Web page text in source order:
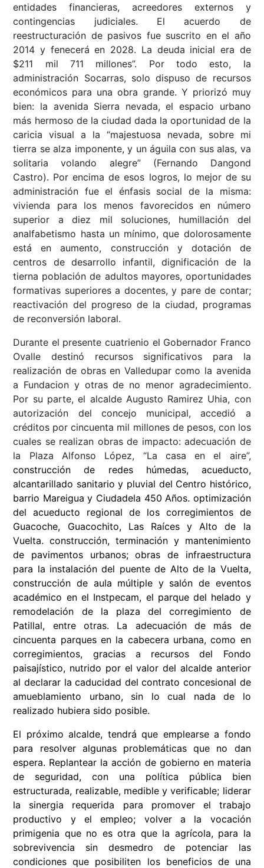
entidades financieras, acreedores externos y
contingencias judiciales. El acuerdo de
reestructuración de pasivos fue suscrito en el año
2014 y fenecerá en 2028. La deuda inicial era de
$211 mil 711 millones”. Por todo esto, la
administración Socarras, solo dispuso de recursos
económicos para una obra grande. Y priorizó muy
bien: la avenida Sierra nevada, el espacio urbano
más hermoso de la ciudad dada la oportunidad de la
caricia visual a la “majestuosa nevada, sobre mi
tierra se alza imponente, y un águila con sus alas, va
solitaria volando alegre” (Fernando Dangond
Castro). Por encima de esos logros, lo mejor de su
administración fue el énfasis social de la misma:
vivienda para los menos favorecidos en número
superior a diez mil soluciones, humillación del
analfabetismo hasta un mínimo, que dolorosamente
está en aumento, construcción y dotación de
centros de desarrollo infantil, dignificación de la
tierna población de adultos mayores, oportunidades
formativas superiores a docentes, y pare de contar;
reactivación del progreso de la ciudad, programas
de reconversión laboral.
Durante el presente cuatrienio el Gobernador Franco
Ovalle destinó recursos significativos para la
realización de obras en Valledupar como la avenida
a Fundacion y otras de no menor agradecimiento.
Por su parte, el alcalde Augusto Ramirez Uhia, con
autorización del concejo municipal, accedió a
créditos por cincuenta mil millones de pesos, con los
cuales se realizan obras de impacto: adecuación de
la Plaza Alfonso López, “La casa en el aire”,
construcción de redes húmedas, acueducto,
alcantarillado sanitario y pluvial del Centro histórico,
barrio Mareigua y Ciudadela 450 Años. optimización
del acueducto regional de los corregimientos de
Guacoche, Guacochito, Las Raíces y Alto de la
Vuelta. construcción, terminación y mantenimiento
de pavimentos urbanos; obras de infraestructura
para la instalación del puente de Alto de la Vuelta,
construcción de aula múltiple y salón de eventos
académico en el Instpecam, el parque del helado y
remodelación de la plaza del corregimiento de
Patillal, entre otras. La adecuación de más de
cincuenta parques en la cabecera urbana, como en
corregimientos, gracias a recursos del Fondo
paisajístico, nutrido por el valor del alcalde anterior
al declarar la caducidad del contrato concesional de
amueblamiento urbano, sin lo cual nada de lo
realizado hubiera sido posible.
El próximo alcalde, tendrá que emplearse a fondo
para resolver algunas problemáticas que no dan
espera. Replantear la acción de gobierno en materia
de seguridad, con una política pública bien
estructurada, realizable, medible y verificable; liderar
la sinergia requerida para promover el trabajo
productivo y el empleo; volver a la vocación
primigenia que no es otra que la agrícola, para la
sobrevivencia sin desmedro de potenciar las
condiciones que posibiliten los beneficios de una